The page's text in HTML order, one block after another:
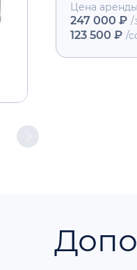
Цена
247 000 ₽ /
123 500 ₽ /